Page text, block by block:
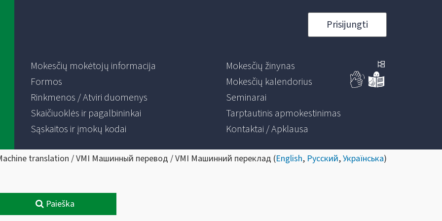
Prisijungti
Mokesčių mokėtojų informacija
Formos
Rinkmenos / Atviri duomenys
Skaičiuoklės ir pagalbininkai
Sąskaitos ir įmokų kodai
Mokesčių žinynas
Mokesčių kalendorius
Seminarai
Tarptautinis apmokestinimas
Kontaktai / Apklausa
translation / VMI Машинный перевод / VMI Машинний переклад (English, Русский,Українська)
Paieška